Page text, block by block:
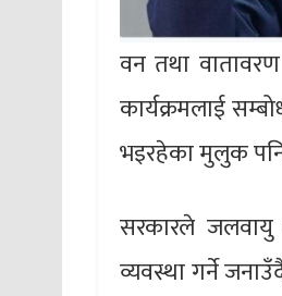
वन तथा
कार्यक्रमलाई
भइरहेका मुलुक पनि
सरकारले जलवायु
व्यवस्था गर्ने